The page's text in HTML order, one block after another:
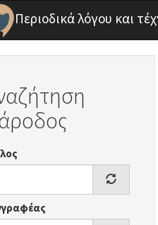
περιεχόμενο
Περιοδικά λόγου και